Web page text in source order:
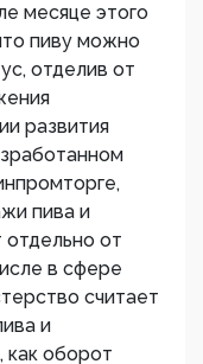
месяце этого
пиву можно
отделив от
развития
пива и
отдельно от
в сфере
считает
и
как оборот